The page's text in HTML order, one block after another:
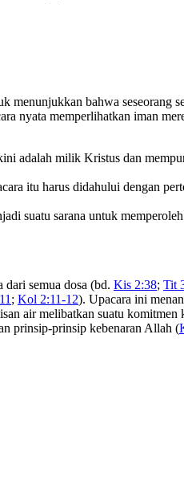
menunjukkan bahwa seseorang
nyata memperlihatkan iman
adalah milik Kristus dan
itu harus didahului dengan
suatu sarana untuk
semua dosa (bd. Kis 2:38; Tit
; Kol 2:11-12). Upacara ini
air melibatkan suatu komitmen
prinsip-prinsip kebenaran Allah (